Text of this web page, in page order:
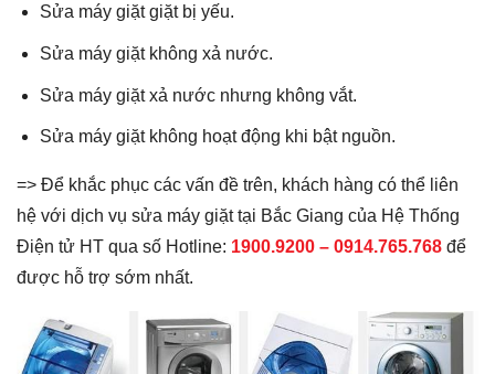
Sửa máy giặt giặt bị yếu.
Sửa máy giặt không xả nước.
Sửa máy giặt xả nước nhưng không vắt.
Sửa máy giặt không hoạt động khi bật nguồn.
=> Để khắc phục các vấn đề trên, khách hàng có thể liên
hệ với dịch vụ sửa máy giặt tại Bắc Giang của Hệ Thống
Điện tử HT qua số Hotline: 1900.9200 – 0914.765.768 để
được hỗ trợ sớm nhất.